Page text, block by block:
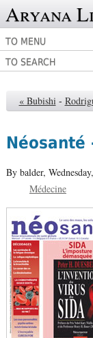
Aryana
TO MENU
TO SEARCH
« Bubishi -
Néosanté
By balder,
Médecine